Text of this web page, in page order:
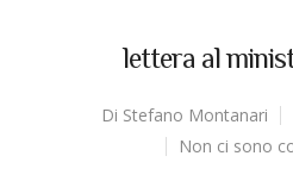
lettera al
Di Stefano Montanari
Non ci sono